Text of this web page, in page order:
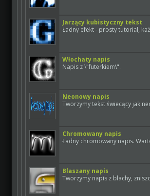
Jarzący kubistyczny tekst
Ładny efekt - prosty tutorial,
Włochaty napis
Napis z \"futerkiem\".
Neonowy napis
Tworzymy tekst świecący jak
Chromowany napis
Ładny chromowany napis.
Blaszany napis
Tworzymy napis z blachy,